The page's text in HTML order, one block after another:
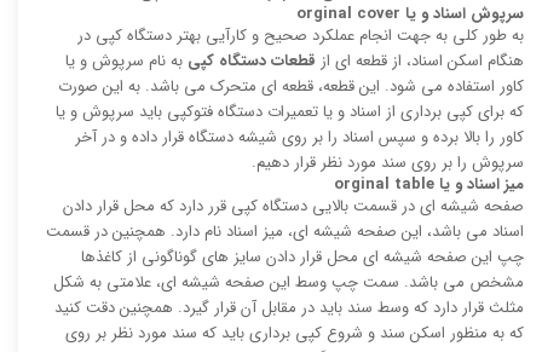
سرپوش اسناد و یا orginal cover
به طور کلی به جهت انجام عملکرد صحیح و کارآیی بهتر دستگاه کپی در
هنگام اسکن اسناد، از قطعه ای از قطعات دستگاه کپی به نام سرپوش و یا
کاور استفاده می شود. این قطعه، قطعه ای متحرک می باشد. به این صورت
که برای کپی برداری از اسناد و یا تعمیرات دستگاه فتوکپی باید سرپوش و یا
کاور را بالا برده و سپس اسناد را بر روی شیشه دستگاه قرار داده و در آخر
سرپوش را بر روی سند مورد نظر قرار دهیم.
میز اسناد و یا orginal table
صفحه شیشه ای در قسمت بالایی دستگاه کپی قرر دارد که محل قرار دادن
اسناد می باشد، این صفحه شیشه ای، میز اسناد نام دارد. همچنین در قسمت
چپ این صفحه شیشه ای محل قرار دادن سایز های گوناگونی از کاغذها
مشخص می باشد. سمت چپ وسط این صفحه شیشه ای، علامتی به شکل
مثلث قرار دارد که وسط سند باید در مقابل آن قرار گیرد. همچنین دقت کنید
که به منظور اسکن سند و شروع کپی برداری باید که سند مورد نظر بر روی